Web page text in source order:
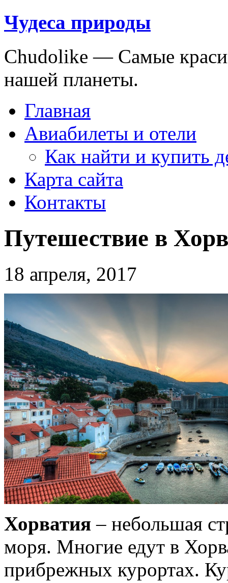
Чудеса природы
Chudolike — Cамые
нашей планеты.
Главная
Авиабилеты и отели
Как найти и купить
Карта сайта
Контакты
Путешествие в
18 апреля, 2017
Хорватия – небольшая
моря. Многие едут в
прибрежных курортах.